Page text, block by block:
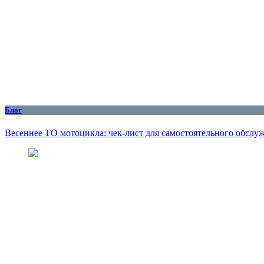
Блог
Весеннее ТО мотоцикла: чек-лист для самостоятельного